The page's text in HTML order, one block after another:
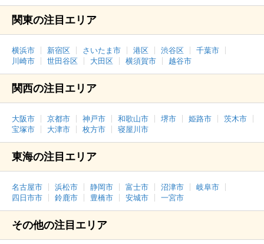
関東の注目エリア
横浜市 新宿区 さいたま市 港区 渋谷区
千葉市
川崎市
世田谷区 大田区 横須賀市 越谷市
関西の注目エリア
大阪市 京都市 神戸市 和歌山市 堺市 姫路市
茨木市
宝塚市
大津市 枚方市 寝屋川市
東海の注目エリア
名古屋市 浜松市 静岡市 富士市 沼津市
岐阜市
四日市市
鈴鹿市 豊橋市 安城市 一宮市
その他の注目エリア